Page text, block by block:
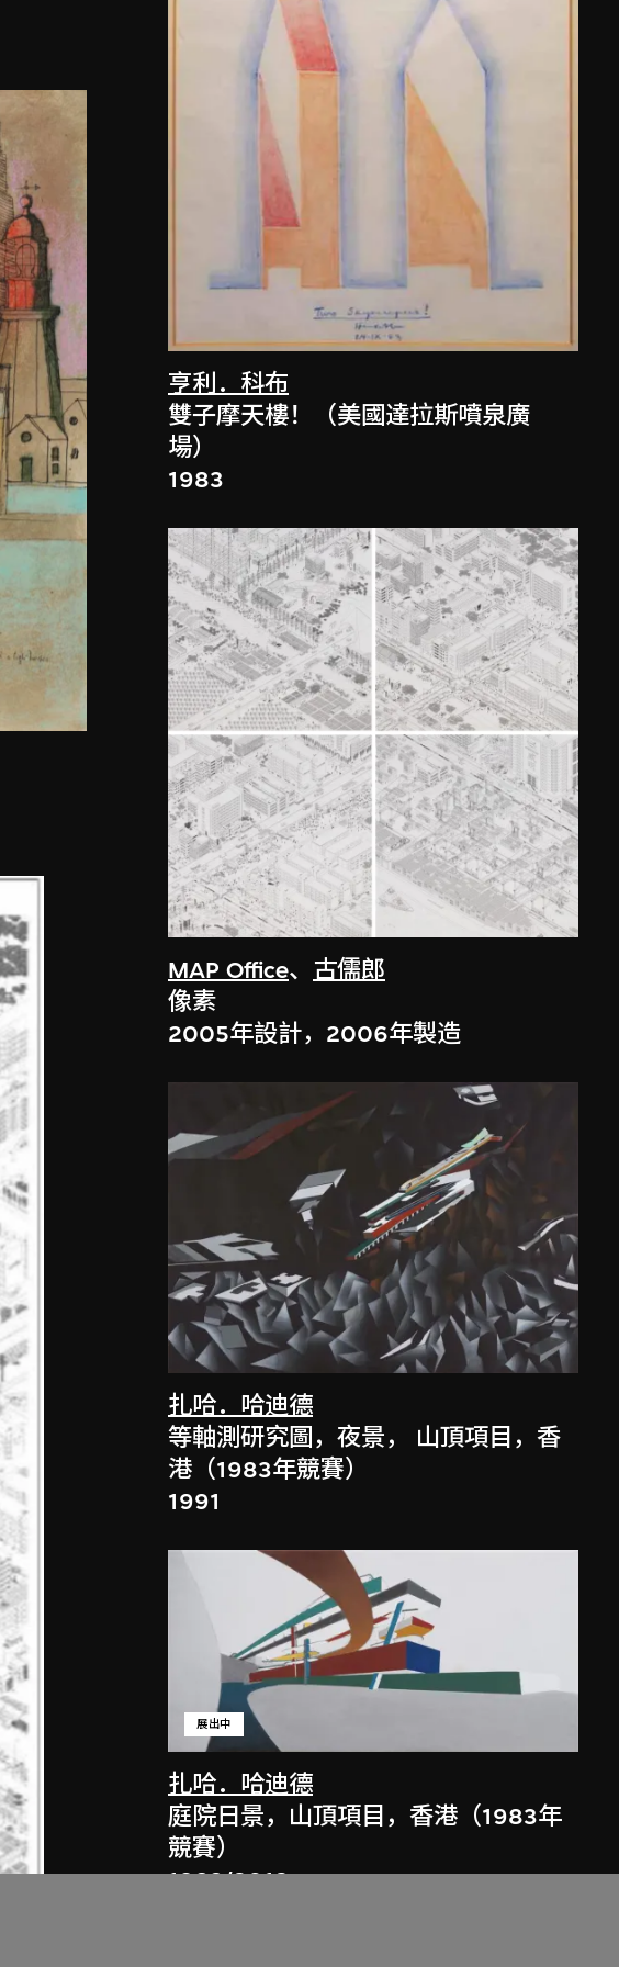
亨利．科布
雙子摩天樓！（美國達拉斯噴泉廣
場）
1983
MAP Office、 古儒郎
像素
2005年設計，2006年製造
扎哈．哈迪德
等軸測研究圖，夜景， 山頂項目，香
港（1983年競賽）
1991
扎哈．哈迪德
展出中
庭院日景，山頂項目，香港（1983年
競賽）
1983/2012